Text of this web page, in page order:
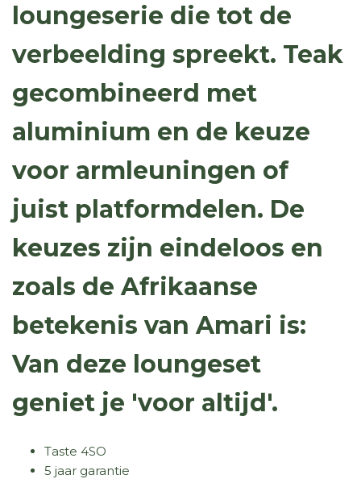
loungeserie die tot de
verbeelding spreekt. Teak
gecombineerd met
aluminium en de keuze
voor armleuningen of
juist platformdelen. De
keuzes zijn eindeloos en
zoals de Afrikaanse
betekenis van Amari is:
Van deze loungeset
geniet je 'voor altijd'.
Taste 4SO
5 jaar garantie